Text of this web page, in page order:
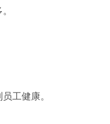
工健康。